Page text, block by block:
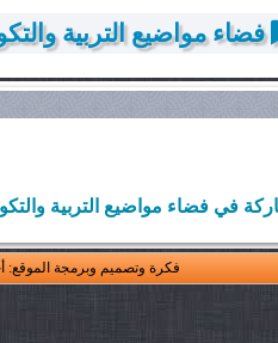
فضاء مواضيع التربية
في فضاء مواضيع التربية
فكرة وتصميم وبرمجة الموقع: